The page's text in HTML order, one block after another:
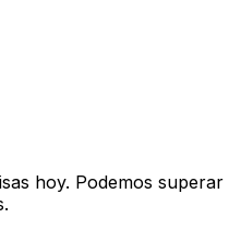
hoy. Podemos superar